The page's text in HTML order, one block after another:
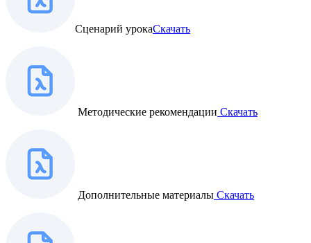
Сценарий урокаСкачать
Методические рекомендации Скачать
Дополнительные материалы Скачать